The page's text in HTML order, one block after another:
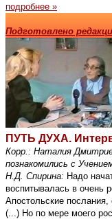
подробнее »
Подготовлено
ПУТЬ ДУХА.
Корр.: Наталия
познакомились с
Н.Д. Спирина: Надо
воспитывалась в очень
Апостольские
(...) Но по мере моего